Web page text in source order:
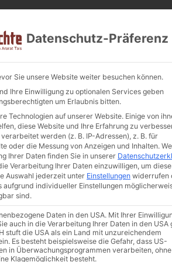
Schwarze
(ganze
Art. Nr.: KWE-08 Kategorie
5,99€ inkl. MwSt.
Enthält 7% MwSt. 7 % DE
(1,39€/ 100 g)
zzgl.Versand
Nicht vorrätig
In die Wunschliste
Datenschutz-Präferenz
Sie unsere Website weiter besuchen können.
Ihre Einwilligung zu optionalen Services geben
um Erlaubnis bitten.
Technologien auf unserer Website. Einige von
diese Website und Ihre Erfahrung zu
werden (z. B. IP-Adressen), z. B. für
oder die Messung von Anzeigen und Inhalten.
Ihrer Daten finden Sie in unserer
Verarbeitung Ihrer Daten einzuwilligen, um
Auswahl jederzeit unter Einstellungen widerrufen
aufgrund individueller Einstellungen
sind.
Daten in den USA. Mit Ihrer
auch in die Verarbeitung Ihrer Daten in den USA
stuft die USA als ein Land mit unzureichendem
Es besteht beispielsweise die Gefahr, dass US-
in Überwachungsprogrammen verarbeiten,
Klagemöglichkeit besteht.